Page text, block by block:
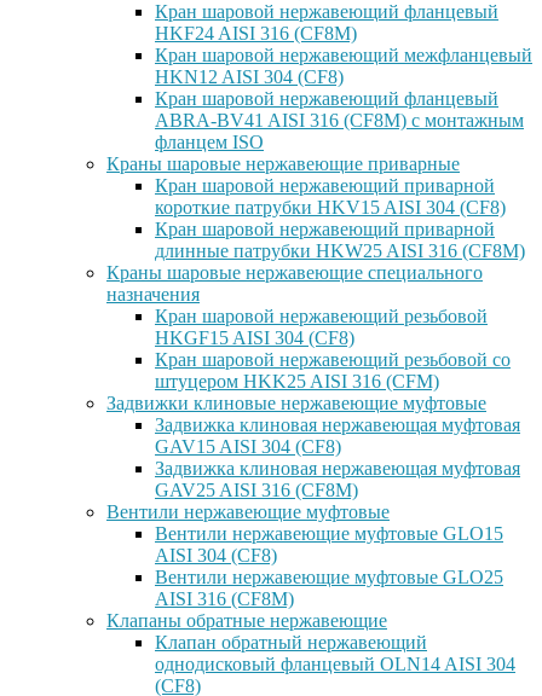
Кран шаровой нержавеющий фланцевый
HKF24 AISI 316 (CF8M)
Кран шаровой нержавеющий межфланцевый
HKN12 AISI 304 (CF8)
Кран шаровой нержавеющий фланцевый
ABRA-BV41 AISI 316 (CF8M) с монтажным
фланцем ISO
Краны шаровые нержавеющие приварные
Кран шаровой нержавеющий приварной
короткие патрубки HKV15 AISI 304 (CF8)
Кран шаровой нержавеющий приварной
длинные патрубки HKW25 AISI 316 (CF8M)
Краны шаровые нержавеющие специального
назначения
Кран шаровой нержавеющий резьбовой
HKGF15 AISI 304 (CF8)
Кран шаровой нержавеющий резьбовой со
штуцером HKK25 AISI 316 (CFM)
Задвижки клиновые нержавеющие муфтовые
Задвижка клиновая нержавеющая муфтовая
GAV15 AISI 304 (CF8)
Задвижка клиновая нержавеющая муфтовая
GAV25 AISI 316 (CF8M)
Вентили нержавеющие муфтовые
Вентили нержавеющие муфтовые GLO15
AISI 304 (CF8)
Вентили нержавеющие муфтовые GLO25
AISI 316 (CF8M)
Клапаны обратные нержавеющие
Клапан обратный нержавеющий
однодисковый фланцевый OLN14 AISI 304
(CF8)